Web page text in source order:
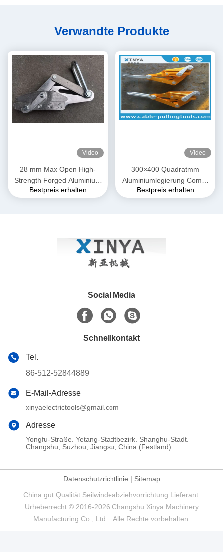
Verwandte Produkte
Video
28 mm Max Open High-
Strength Forged Aluminium
Alloy Come-Along Clamp mit
Bestpreis erhalten
Video
300×400 Quadratmm
Aluminiumlegierung Come-
Along Klammer
Bestpreis erhalten
Social Media
Schnellkontakt
Tel.
86-512-52844889
E-Mail-Adresse
xinyaelectrictools@gmail.com
Adresse
Yongfu-Straße, Yetang-Stadtbezirk, Shanghu-Stadt,
Changshu, Suzhou, Jiangsu, China (Festland)
Datenschutzrichtlinie | Sitemap
China gut Qualität Seilwindeabziehvorrichtung Lieferant.
Urheberrecht © 2016-2026 Changshu Xinya Machinery
Manufacturing Co., Ltd. . Alle Rechte vorbehalten.